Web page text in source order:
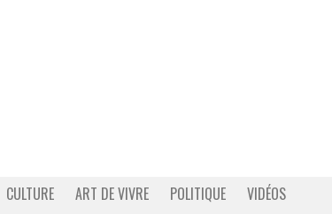
CULTURE ART DE VIVRE POLITIQUE VIDÉOS